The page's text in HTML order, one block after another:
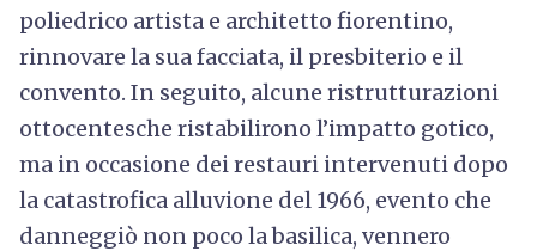
poliedrico artista e architetto fiorentino,
rinnovare la sua facciata, il presbiterio e il
convento. In seguito, alcune ristrutturazioni
ottocentesche ristabilirono l’impatto gotico,
ma in occasione dei restauri intervenuti dopo
la catastrofica alluvione del 1966, evento che
danneggiò non poco la basilica, vennero